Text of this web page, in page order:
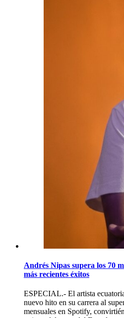
Andrés Nipas supera los 70
más recientes éxitos
ESPECIAL.- El artista
nuevo hito en su carrera al
mensuales en Spotify,